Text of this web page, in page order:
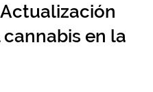
Actualización
en la